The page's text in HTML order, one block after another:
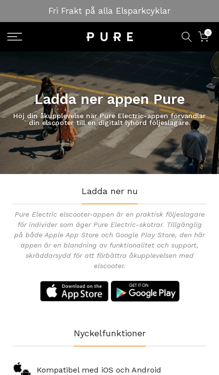
till
innehållet
Fri Frakt på alla Elsparkcyklar
0
Ladda ner appen Pure
Höj din åkupplevelse när Pure Electric-appen förvandlar
din elscooter till en digitalt lyhörd följeslagare.
Ladda ner nu
Pure Electric elscooter-appen är en praktisk följeslagare
för individer som äger Pure Electric-skotrar. Tillgänglig
på både Apple App Store och Google Play Store, den här
appen är en blandning av funktionalitet och support,
skräddarsydd för att förbättra åkupplevelsen med
elscooter.
Nyckelfunktioner
Kompatibel med iOS och Android